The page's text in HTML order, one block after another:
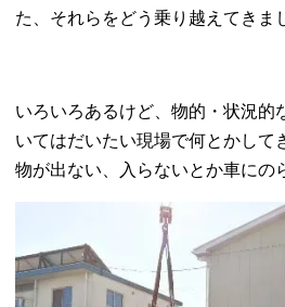
た、それらをどう乗り越えてきま
いろいろあるけど、物的・状況的
いてはだいたい現場で何とかして
物が出ない、入らないとか車にの